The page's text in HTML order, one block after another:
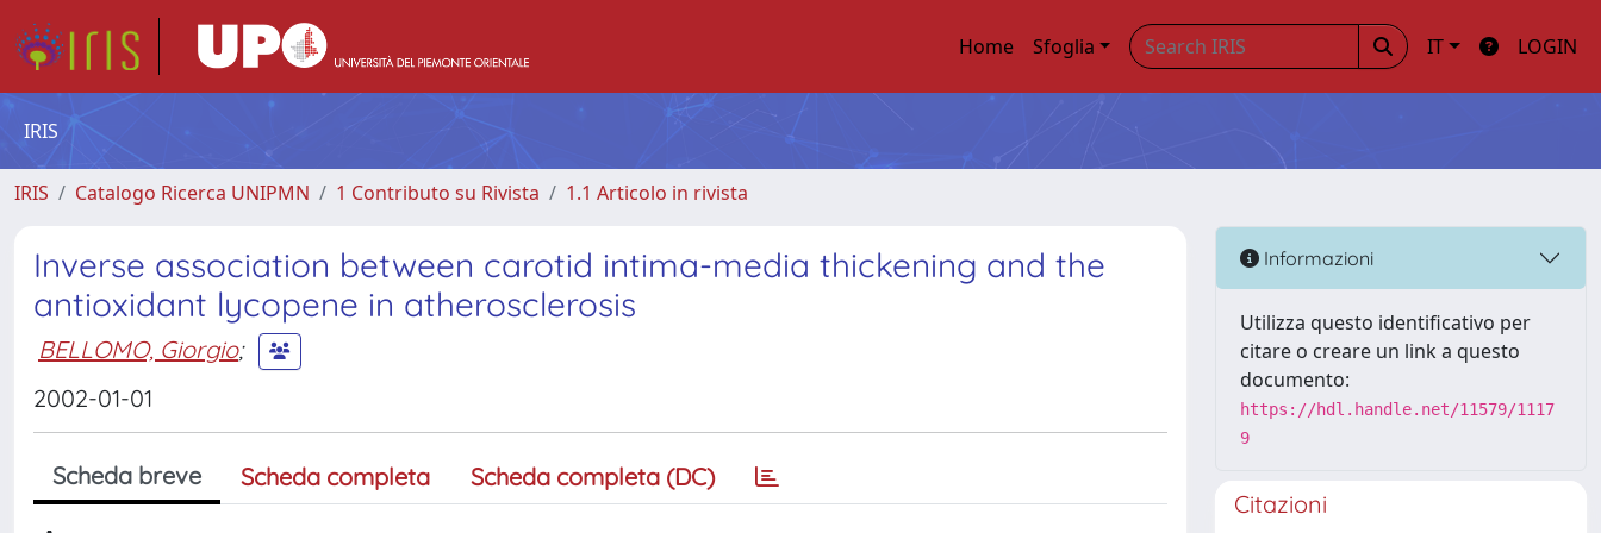
Home Sfoglia IT LOGIN
IRIS
IRIS Catalogo Ricerca UNIPMN 1 Contributo su Rivista 1.1 Articolo in rivista
Inverse association between carotid intima-media thickening and the
antioxidant lycopene in atherosclerosis
BELLOMO, Giorgio;
2002-01-01
Scheda breve Scheda completa Scheda completa (DC)
Informazioni
Utilizza questo identificativo per
citare o creare un link a questo
documento:
https://hdl.handle.net/11579/1117
9
Citazioni